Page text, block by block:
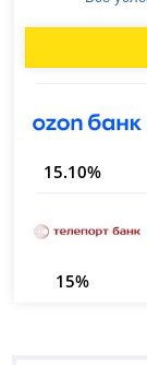
15.10%
15%